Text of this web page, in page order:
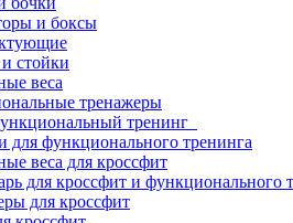
и боксы
стойки
веса
тренажеры
тренинг
для функционального тренинга
веса для кроссфит
для кроссфит и функционального
для кроссфит